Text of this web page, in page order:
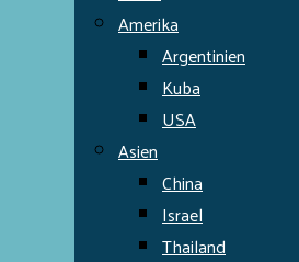
Amerika
Argentinien
Kuba
USA
Asien
China
Israel
Thailand